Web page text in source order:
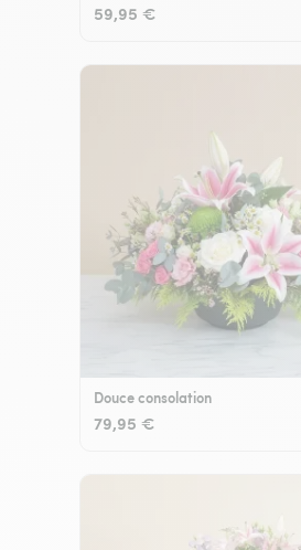
59,95 €
Douce consolation
79,95 €